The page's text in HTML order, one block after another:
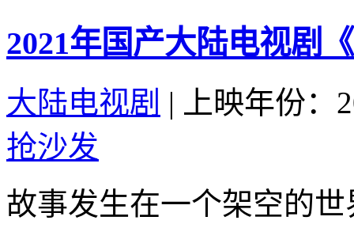
2021年国产大陆电视剧
大陆电视剧 |
上映年份：
抢沙发
故事发生在一个架空的